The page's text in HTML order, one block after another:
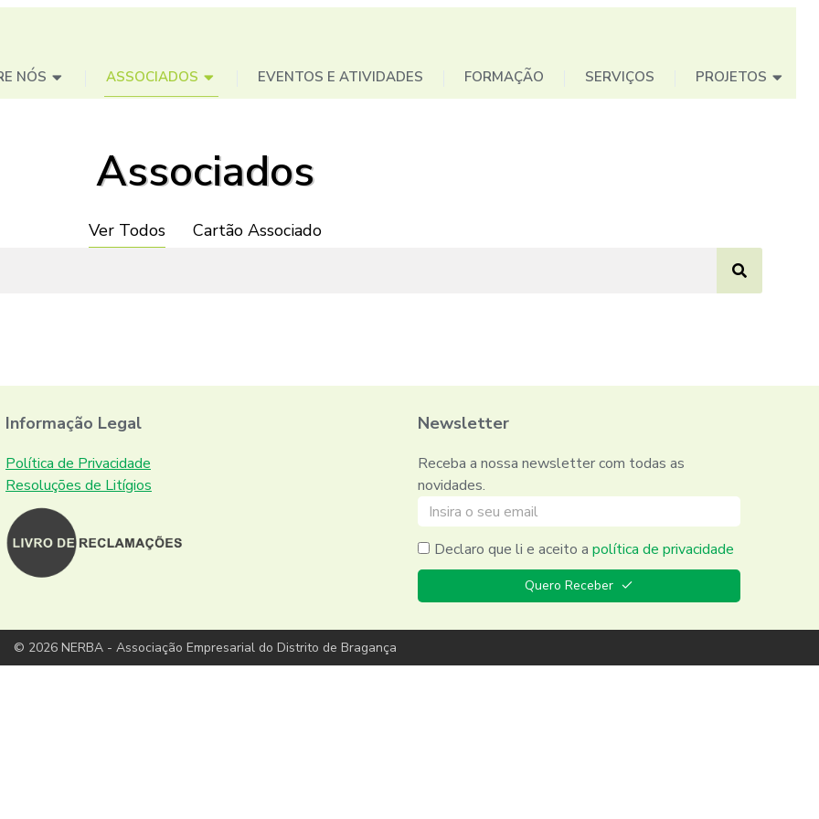
NÓS ASSOCIADOS EVENTOS E ATIVIDADES FORMAÇÃO SERVIÇOS PROJETOS
Associados
Ver Todos Cartão Associado
Informação Legal
Política de Privacidade
Resoluções de Litígios
Newsletter
Receba a nossa newsletter com todas as
novidades.
Declaro que li e aceito a política de privacidade
Quero Receber
© 2026 NERBA - Associação Empresarial do Distrito de Bragança